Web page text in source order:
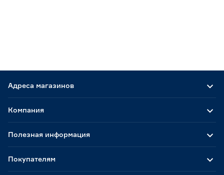
Адреса магазинов
Компания
Полезная информация
Покупателям